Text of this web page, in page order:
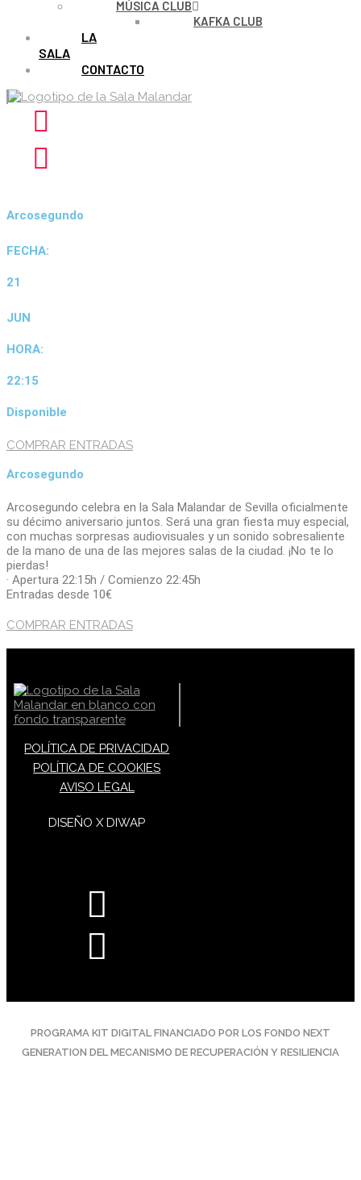
MÚSICA CLUB
KAFKA CLUB
LA
SALA
CONTACTO
Arcosegundo
FECHA:
21
JUN
HORA:
22:15
Disponible
COMPRAR ENTRADAS
Arcosegundo
Arcosegundo celebra en la Sala Malandar de Sevilla oficialmente
su décimo aniversario juntos. Será una gran fiesta muy especial,
con muchas sorpresas audiovisuales y un sonido sobresaliente
de la mano de una de las mejores salas de la ciudad. ¡No te lo
pierdas!
· Apertura 22:15h / Comienzo 22:45h
Entradas desde 10€
COMPRAR ENTRADAS
POLÍTICA DE PRIVACIDAD
POLÍTICA DE COOKIES
AVISO LEGAL
DISEÑO X DIWAP
PROGRAMA KIT DIGITAL FINANCIADO POR LOS FONDO NEXT
GENERATION DEL MECANISMO DE RECUPERACIÓN Y RESILIENCIA